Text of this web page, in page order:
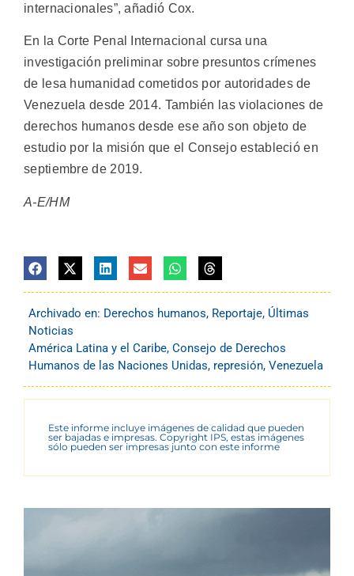
internacionales”, añadió Cox.
En la Corte Penal Internacional cursa una
investigación preliminar sobre presuntos crímenes
de lesa humanidad cometidos por autoridades de
Venezuela desde 2014. También las violaciones de
derechos humanos desde ese año son objeto de
estudio por la misión que el Consejo estableció en
septiembre de 2019.
A-E/HM
Archivado en: Derechos humanos, Reportaje, Últimas
Noticias
América Latina y el Caribe, Consejo de Derechos
Humanos de las Naciones Unidas, represión, Venezuela
Este informe incluye imágenes de calidad que pueden
ser bajadas e impresas. Copyright IPS, estas imágenes
sólo pueden ser impresas junto con este informe